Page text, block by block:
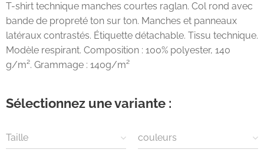
T-shirt technique manches courtes raglan. Col rond avec
bande de propreté ton sur ton. Manches et panneaux
latéraux contrastés. Étiquette détachable. Tissu technique.
Modèle respirant. Composition : 100% polyester, 140
g/m². Grammage : 140g/m²
Sélectionnez une variante :
Taille couleurs